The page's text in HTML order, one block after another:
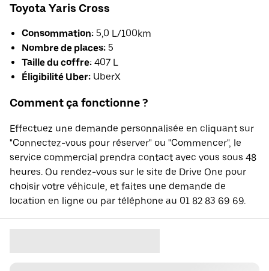
Toyota Yaris Cross
Consommation: 5,0 L/100km
Nombre de places: 5
Taille du coffre: 407 L
Éligibilité Uber: UberX
Comment ça fonctionne ?
Effectuez une demande personnalisée en cliquant sur
"Connectez-vous pour réserver" ou "Commencer", le
service commercial prendra contact avec vous sous 48
heures. Ou rendez-vous sur le site de Drive One pour
choisir votre véhicule, et faites une demande de
location en ligne ou par téléphone au 01 82 83 69 69.